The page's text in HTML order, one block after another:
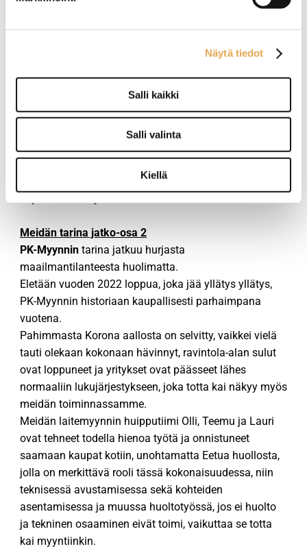
Näytä tiedot
Salli kaikki
Salli valinta
Kiellä
oli uutta PK-Myynnissä, kun laitemyynnin puolella
verkkokauppaa ei ole.
vaan tuntuu kiristävän otettaan joka puolella
maailmaa.
Näillä korteilla pelataan nyt ja toivotaan että PK-
Myynnin tarina saa lisää jatko-osia kunhan päästään
edes lähelle vanhaa normaalia ja elämä alkaa
vapautua koronan kurimuksesta.
Jarmo, Olli, Teemu, Eetu, Lauri sekä urheiluvaate-
Meidän tarina jatko-osa 2
PK-Myynnin tarina jatkuu hurjasta
maailmantilanteesta huolimatta.
Eletään vuoden 2022 loppua, joka jää yllätys yllätys,
PK-Myynnin historiaan kaupallisesti parhaimpana
vuotena.
Pahimmasta Korona aallosta on selvitty, vaikkei vielä
tauti olekaan kokonaan hävinnyt, ravintola-alan sulut
ovat loppuneet ja yritykset ovat päässeet lähes
normaaliin lukujärjestykseen, joka totta kai näkyy myös
meidän toiminnassamme.
Meidän laitemyynnin huipputiimi Olli, Teemu ja Lauri
ovat tehneet todella hienoa työtä ja onnistuneet
saamaan kaupat kotiin, unohtamatta Eetua huollosta,
jolla on merkittävä rooli tässä kokonaisuudessa, niin
teknisessä avustamisessa sekä kohteiden
asentamisessa ja muussa huoltotyössä, jos ei huolto
ja tekninen osaaminen eivät toimi, vaikuttaa se totta
kai myyntiinkin.